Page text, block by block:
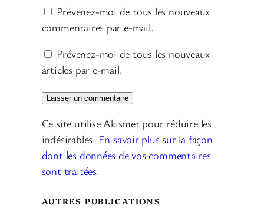
Prévenez-moi de tous les nouveaux
commentaires par e-mail.
Prévenez-moi de tous les nouveaux
articles par e-mail.
Ce site utilise Akismet pour réduire les
indésirables. En savoir plus sur la façon
dont les données de vos commentaires
sont traitées.
AUTRES PUBLICATIONS